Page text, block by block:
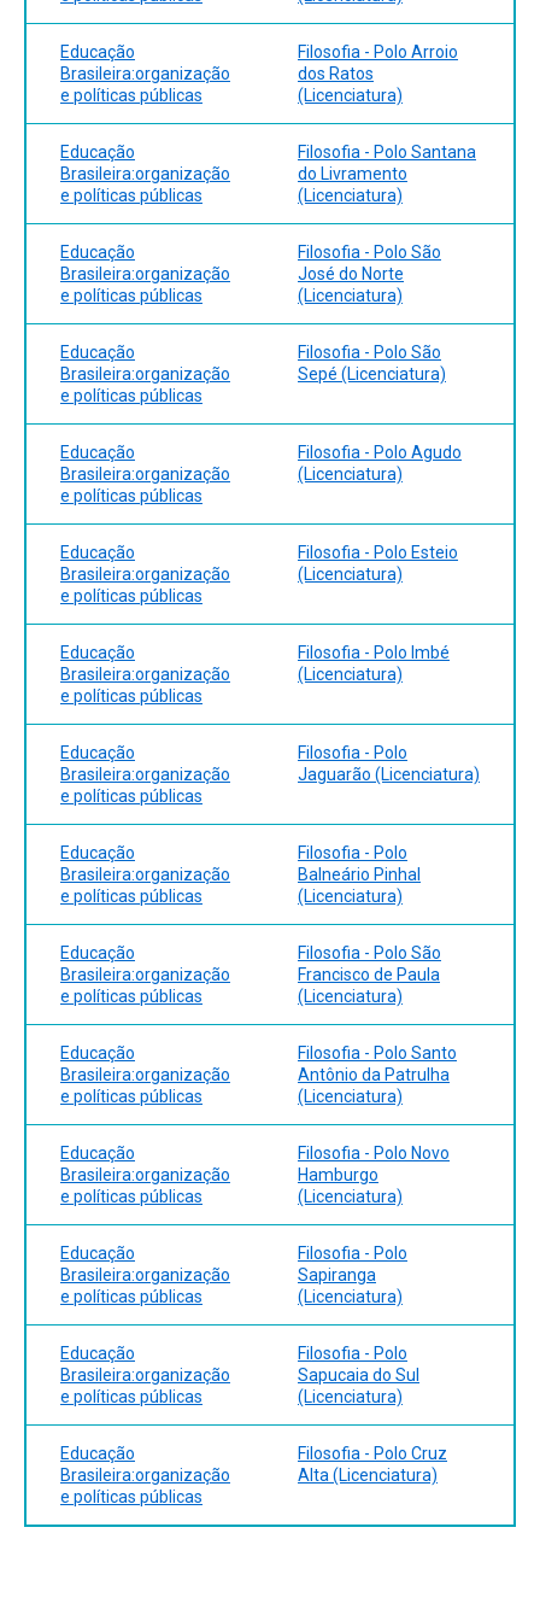
Políticas de Formação Docente
Valorização do Magistério: carreira e políticas salariais
* POLÍTICAS PÚBLICAS DA EDUCAÇÃO BRASILEIRA NA
ATUALIDADE
Políticas Públicas em Educação
Implantação da LDBEN
Políticas educacionais na modalidade da educação a
distância
Educação e Movimentos Sociais
Educação de Adultos e Erradicação do Analfabetismo
Educação e financiamento internacional: Banco Mundial,
UNESCO
Limites e perspectivas da Educação Brasileira
Educação
Brasileira:organização
e políticas públicas
Filosofia - Polo Arroio
dos Ratos
(Licenciatura)
Educação
Brasileira:organização
e políticas públicas
Filosofia - Polo Santana
do Livramento
(Licenciatura)
Educação
Brasileira:organização
e políticas públicas
Filosofia - Polo São
José do Norte
(Licenciatura)
Educação
Brasileira:organização
e políticas públicas
Filosofia - Polo São
Sepé (Licenciatura)
Educação
Brasileira:organização
e políticas públicas
Filosofia - Polo Agudo
(Licenciatura)
Educação
Brasileira:organização
e políticas públicas
Filosofia - Polo Esteio
(Licenciatura)
Educação
Brasileira:organização
e políticas públicas
Filosofia - Polo Imbé
(Licenciatura)
Educação
Brasileira:organização
e políticas públicas
Filosofia - Polo
Jaguarão (Licenciatura)
Educação
Brasileira:organização
e políticas públicas
Filosofia - Polo
Balneário Pinhal
(Licenciatura)
Educação
Brasileira:organização
e políticas públicas
Filosofia - Polo São
Francisco de Paula
(Licenciatura)
Educação
Brasileira:organização
e políticas públicas
Filosofia - Polo Santo
Antônio da Patrulha
(Licenciatura)
Educação
Brasileira:organização
e políticas públicas
Filosofia - Polo Novo
Hamburgo
(Licenciatura)
Educação
Brasileira:organização
e políticas públicas
Filosofia - Polo
Sapiranga
(Licenciatura)
Educação
Brasileira:organização
e políticas públicas
Filosofia - Polo
Sapucaia do Sul
(Licenciatura)
Educação
Brasileira:organização
e políticas públicas
Filosofia - Polo Cruz
Alta (Licenciatura)